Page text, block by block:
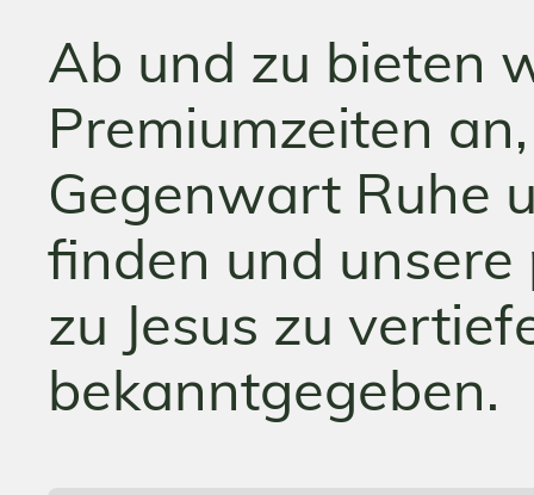
Ab und zu bieten
Premiumzeiten
Gegenwart Ruhe
finden und
zu Jesus zu
bekanntgegeben.